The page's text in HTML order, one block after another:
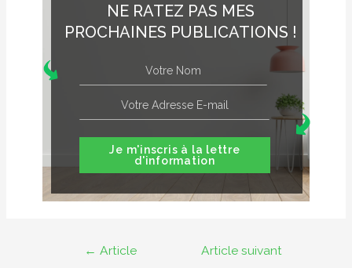
NE RATEZ PAS MES
PROCHAINES PUBLICATIONS !
Je m'inscris à la lettre
d'information
Navigation
← Article
Article suivant